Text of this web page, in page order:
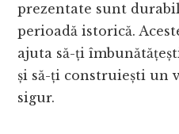
prezentate sunt
perioadă istorică.
ajuta să-ți
și să-ți construiești un
sigur.